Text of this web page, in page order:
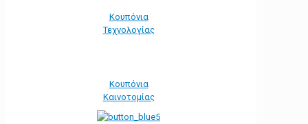
Κουπόνια
Τεχνολογίας
Κουπόνια
Καινοτομίας